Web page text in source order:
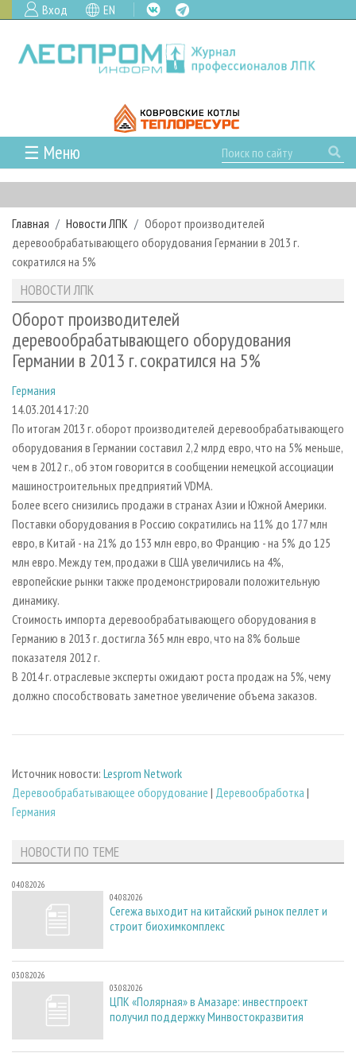
Вход EN
☰ Меню
ГЛАВНАЯ
РУБРИКИ И ТЕМЫ
РУБРИКИ ЖУРНАЛА
ЛЕСНОЕ ХОЗЯЙСТВО
ЛЕСОЗАГОТОВКА
ЛЕСОПИЛЕНИЕ
ДЕРЕВООБРАБОТКА
СУШКА ДРЕВЕСИНЫ
ПРОИЗВОДСТВО ДРЕВЕСНЫХ ПЛИТ
ДЕРЕВЯННОЕ ДОМОСТРОЕНИЕ
ПРОИЗВОДСТВО МЕБЕЛИ
БИОЭНЕРГЕТИКА
ЦБП
ИНСТРУМЕНТ И МАТЕРИАЛЫ
НОВОСТИ
КАЛЕНДАРЬ СОБЫТИЙ
НОВОСТИ ЛПК
НОВОСТИ ЖУРНАЛА
НОВОСТИ КОМПАНИЙ
ПРОЕКТЫ ЛПИ
АНАЛИТИКА
ПРЕДПРИЯТИЯ ЛПК
ЛЕСНЫЕ РЕГИОНЫ РОССИИ
ПЕРСОНЫ
МОБИЛЬНЫЕ ВЫСТАВКИ
ОФИЦИАЛЬНЫЕ ДЕЛЕГАЦИИ
ПРИОРИТЕТНЫЕ ИНВЕСТПРОЕКТЫ
RUSSIAN FORESTRY REVIEW
ГАЗЕТА ЛЕСПРОМФОРУМ
БИБЛИОТЕКА СПЕЦИАЛИСТА
АРХИВ
АРХИВ ЖУРНАЛОВ
СТАТЬИ
О ЖУРНАЛЕ
ПОДПИСКА
КОНТАКТЫ
РЕКЛАМОДАТЕЛЯМ
РЕКЛАМА
РЕКЛАМА НА САЙТЕ
Главная Новости ЛПК
Оборот производителей
деревообрабатывающего оборудования Германии в 2013 г.
сократился на 5%
НОВОСТИ ЛПК
Оборот производителей
деревообрабатывающего оборудования
Германии в 2013 г. сократился на 5%
Германия
14.03.2014 17:20
По итогам 2013 г. оборот производителей деревообрабатывающего
оборудования в Германии составил 2,2 млрд евро, что на 5% меньше,
чем в 2012 г., об этом говорится в сообщении немецкой ассоциации
машиностроительных предприятий VDMA.
Более всего снизились продажи в странах Азии и Южной Америки.
Поставки оборудования в Россию сократились на 11% до 177 млн
евро, в Китай - на 21% до 153 млн евро, во Францию - на 5% до 125
млн евро. Между тем, продажи в США увеличились на 4%,
европейские рынки также продемонстрировали положительную
динамику.
Стоимость импорта деревообрабатывающего оборудования в
Германию в 2013 г. достигла 365 млн евро, что на 8% больше
показателя 2012 г.
В 2014 г. отраслевые эксперты ожидают роста продаж на 5%, чему
должно способствовать заметное увеличение объема заказов.
Источник новости: Lesprom Network
Деревообрабатывающее оборудование | Деревообработка |
Германия
НОВОСТИ ПО ТЕМЕ
04.08.2026
04.08.2026
Сегежа выходит на китайский рынок пеллет и
строит биохимкомплекс
03.08.2026
03.08.2026
ЦПК «Полярная» в Амазаре: инвестпроект
получил поддержку Минвостокразвития